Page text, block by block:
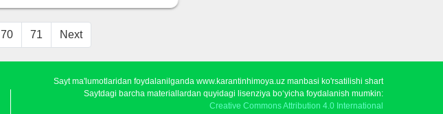
70 71 Next
Sayt ma'lumotlaridan foydalanilganda www.karantinhimoya.uz manbasi ko'rsatilishi shart
Saytdagi barcha materiallardan quyidagi lisenziya bo‘yicha foydalanish mumkin:
Creative Commons Attribution 4.0 International